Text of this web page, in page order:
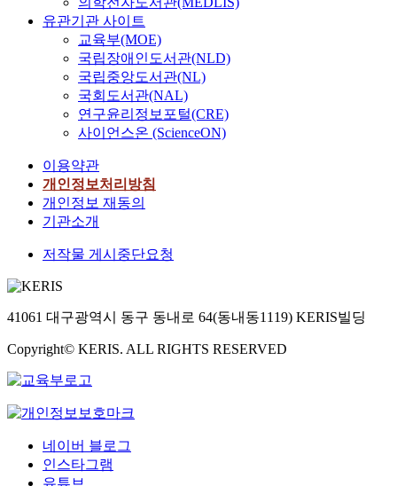
유관기관 사이트
교육부(MOE)
국립장애인도서관(NLD)
국립중앙도서관(NL)
국회도서관(NAL)
연구윤리정보포털(CRE)
사이언스온 (ScienceON)
이용약관
개인정보처리방침
개인정보 재동의
기관소개
저작물 게시중단요청
41061 대구광역시 동구 동내로 64(동내동1119) KERIS빌딩
Copyright© KERIS. ALL RIGHTS RESERVED
네이버 블로그
인스타그램